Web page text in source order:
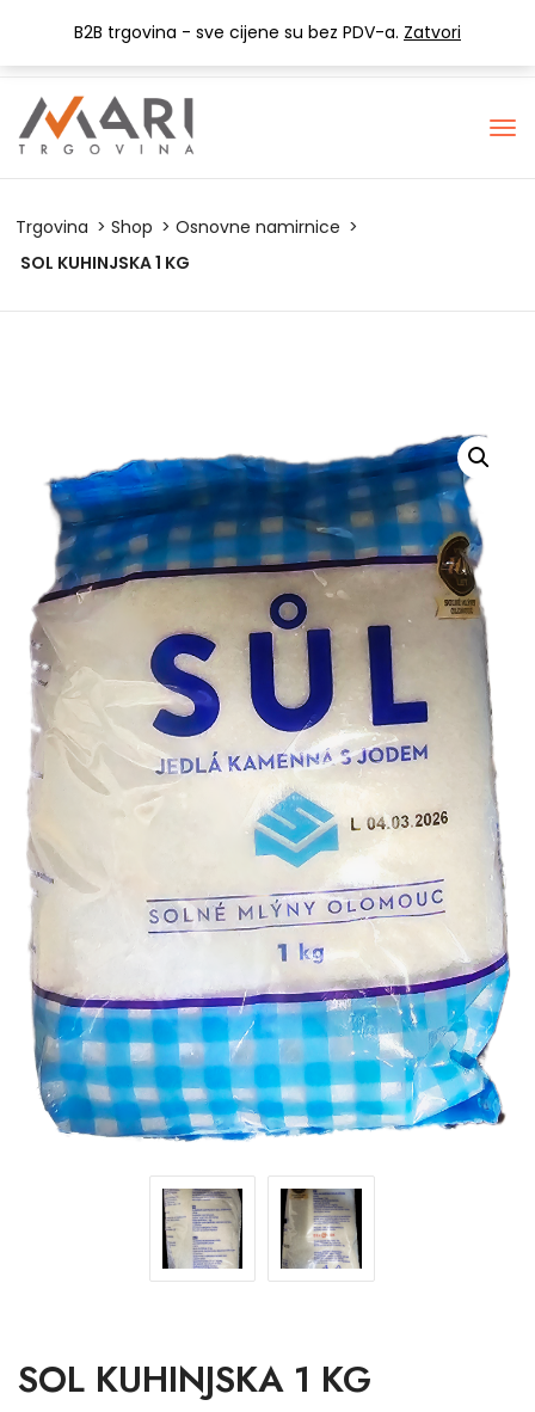
B2B trgovina - sve cijene su bez PDV-a. Zatvori
+385 (0) 1 3441-053
info@mari-trgovina.hr
Trgovina Shop
Osnovne namirnice
SOL KUHINJSKA 1 KG
SOL KUHINJSKA 1 KG